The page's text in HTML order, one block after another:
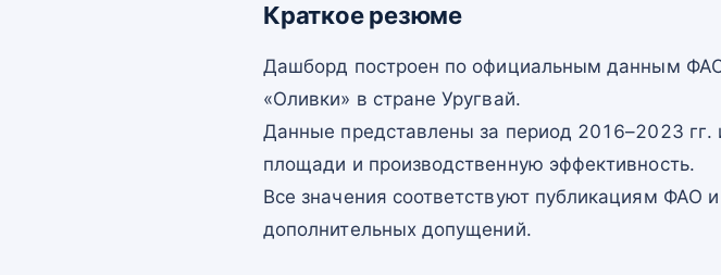
Краткое резюме
Дашборд построен по официальным данным
«Оливки» в стране Уругвай.
Данные представлены за период 2016–2023 гг.
площади и производственную эффективность.
Все значения соответствуют публикациям ФАО
дополнительных допущений.